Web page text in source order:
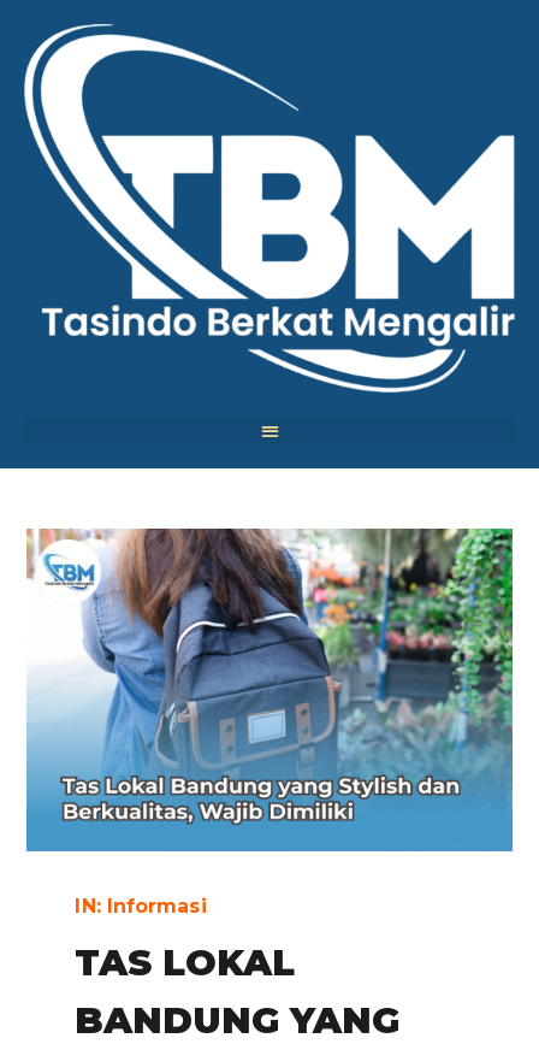
IN: Informasi
TAS LOKAL
BANDUNG YANG